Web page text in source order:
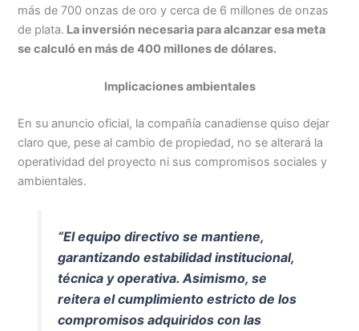
más de 700 onzas de oro y cerca de 6 millones de onzas
de plata. La inversión necesaria para alcanzar esa meta
se calculó en más de 400 millones de dólares.
Implicaciones ambientales
En su anuncio oficial, la compañía canadiense quiso dejar
claro que, pese al cambio de propiedad, no se alterará la
operatividad del proyecto ni sus compromisos sociales y
ambientales.
“El equipo directivo se mantiene,
garantizando estabilidad institucional,
técnica y operativa. Asimismo, se
reitera el cumplimiento estricto de los
compromisos adquiridos con las